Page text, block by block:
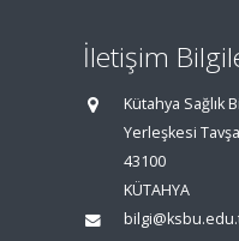
İletişim
Kütahya Sağlık
Yerleşkesi
43100
KÜTAHYA